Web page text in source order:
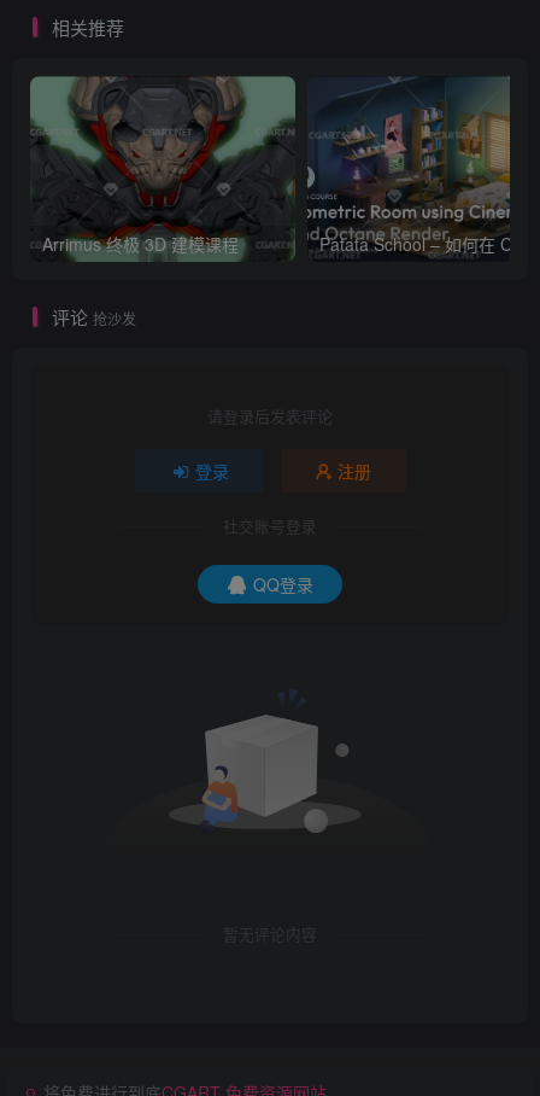
相关推荐
Arrimus 终极 3D 建模课程
评论 抢沙发
请登录后发表评论
登录 注册
社交账号登录
QQ登录
暂无评论内容